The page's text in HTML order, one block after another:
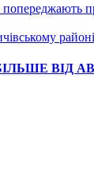
попереджають
ВІД